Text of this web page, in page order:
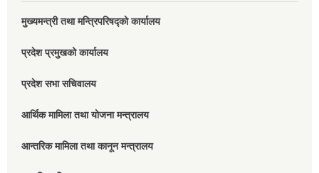
मुख्यमन्त्री तथा मन्त्रिपरिषद्को कार्यालय
प्रदेश प्रमुखको कार्यालय
प्रदेश सभा सचिवालय
आर्थिक मामिला तथा योजना मन्त्रालय
आन्तरिक मामिला तथा कानून मन्त्रालय